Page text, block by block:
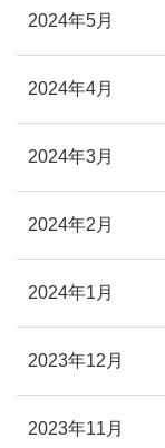
2024年5月
2024年4月
2024年3月
2024年2月
2024年1月
2023年12月
2023年11月